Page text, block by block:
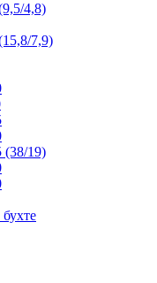
4,8)
7,9)
(38/19)